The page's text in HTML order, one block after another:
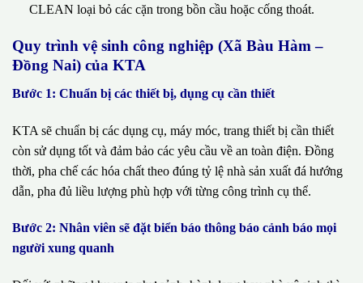
CLEAN loại bỏ các cặn trong bồn cầu hoặc cống thoát.
Quy trình vệ sinh công nghiệp (Xã Bàu Hàm –
Đồng Nai) của KTA
Bước 1: Chuẩn bị các thiết bị, dụng cụ cần thiết
KTA sẽ chuẩn bị các dụng cụ, máy móc, trang thiết bị cần thiết
còn sử dụng tốt và đảm bảo các yêu cầu về an toàn điện. Đồng
thời, pha chế các hóa chất theo đúng tỷ lệ nhà sản xuất đá hướng
dẫn, pha đủ liều lượng phù hợp với từng công trình cụ thể.
Bước 2: Nhân viên sẽ đặt biển báo thông báo cảnh báo mọi
người xung quanh